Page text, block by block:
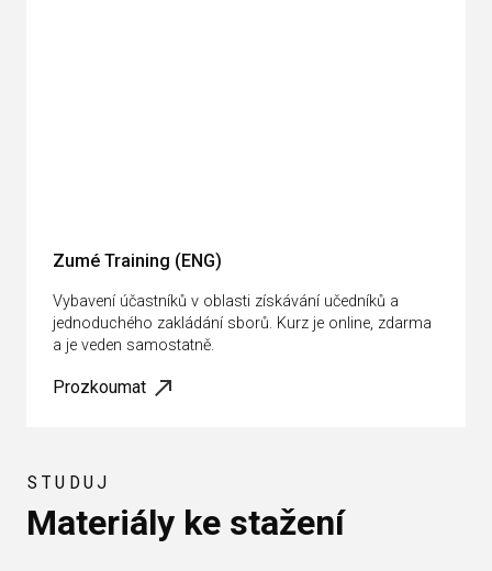
Zumé Training (ENG)
Vybavení účastníků v oblasti získávání učedníků a
jednoduchého zakládání sborů. Kurz je online, zdarma
a je veden samostatně.
Prozkoumat
STUDUJ
Materiály ke stažení